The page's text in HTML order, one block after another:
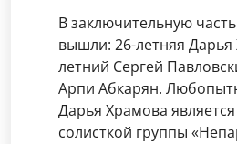
В заключительную
вышли: 26-летняя Дарья
летний Сергей
Арпи Абкарян.
Дарья Храмова
солисткой группы